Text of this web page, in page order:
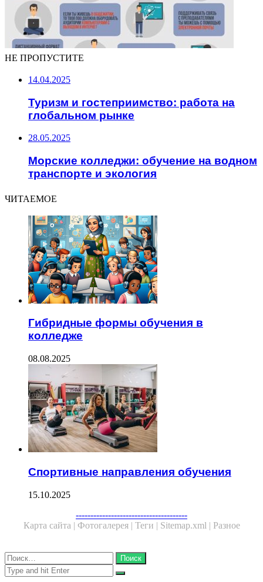
НЕ ПРОПУСТИТЕ
14.04.2025
Туризм и гостеприимство: работа на
глобальном рынке
28.05.2025
Морские колледжи: обучение на водном
транспорте и экология
ЧИТАЕМОЕ
Гибридные формы обучения в
колледже
08.08.2025
Спортивные направления обучения
15.10.2025
--------------------------------------
Карта сайта | Фотогалерея | Теги | Sitemap.xml | Разное
Close
Найти:
Close
Search